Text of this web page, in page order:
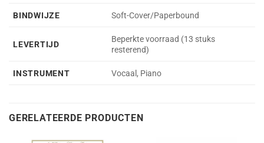
BINDWIJZE Soft-Cover/Paperbound
LEVERTIJD
Beperkte voorraad (13 stuks
resterend)
INSTRUMENT Vocaal, Piano
GERELATEERDE PRODUCTEN